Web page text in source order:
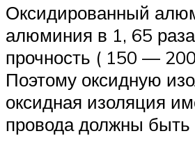
Оксидированный
алюминия в 1, 65
прочность ( 150 —
Поэтому оксидную
оксидная изоляция
провода должны